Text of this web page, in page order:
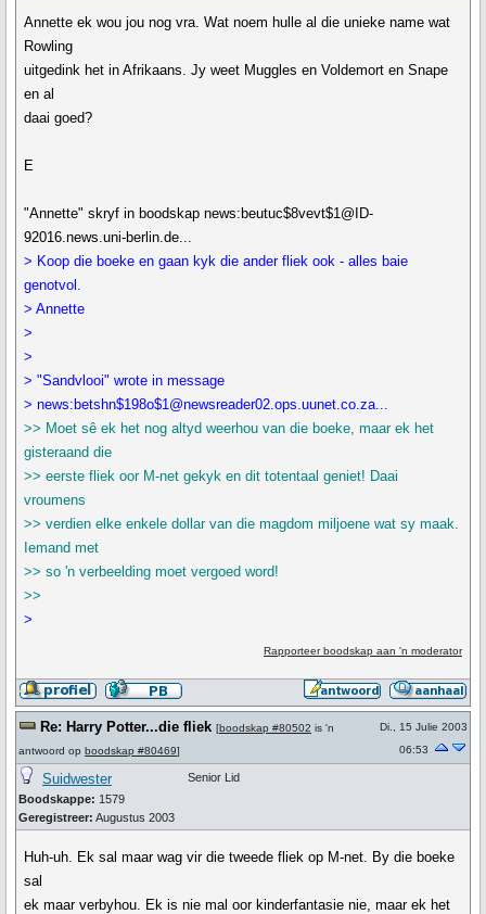
Annette ek wou jou nog vra. Wat noem hulle al die unieke name wat
Rowling
uitgedink het in Afrikaans. Jy weet Muggles en Voldemort en Snape
en al
daai goed?
E
"Annette" skryf in boodskap news:beutuc$8vevt$1@ID-
92016.news.uni-berlin.de...
> Koop die boeke en gaan kyk die ander fliek ook - alles baie
genotvol.
> Annette
>
>
> "Sandvlooi" wrote in message
> news:betshn$198o$1@newsreader02.ops.uunet.co.za...
>> Moet sê ek het nog altyd weerhou van die boeke, maar ek het
gisteraand die
>> eerste fliek oor M-net gekyk en dit totentaal geniet! Daai
vroumens
>> verdien elke enkele dollar van die magdom miljoene wat sy maak.
Iemand met
>> so 'n verbeelding moet vergoed word!
>>
>
Rapporteer boodskap aan 'n moderator
Re: Harry Potter...die fliek [boodskap #80502 is 'n
antwoord op boodskap #80469]
Di., 15 Julie 2003
06:53
Suidwester
Boodskappe: 1579
Geregistreer: Augustus 2003
Senior Lid
Huh-uh. Ek sal maar wag vir die tweede fliek op M-net. By die boeke
sal
ek maar verbyhou. Ek is nie mal oor kinderfantasie nie, maar ek het